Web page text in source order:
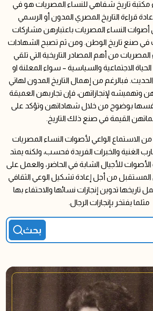
مكتبة تاريخ شفاهي للنساء المصريات هو في
قراءة التاريخ المصري المدون أو الرسمي
النساء المصريات باعتبارهن مشاركات
صنع تاريخ الوطن. ومن ثم تصبح الشهادات
من أهم المصادر التاريخية التي تلقي
الاجتماعية والسياسية – سواء المعلنة او
الحديث. فبالرغم من إهمال التاريخ المدون لهاتي
وتهميشه لإنجازاتهن، فإن تجاربهن العميقة
نفسها بوضوح من خلال شهاداتهن وتؤكد على
القيمة في صنع ذلك التاريخ.
الاستماع الواعي لأصوات النساء المصريات
الغنية والخبرات الفريدة فحسب، ولكنه يمتد
للأجيال الشابة في الحاضر، والعمل على
المستقبل من أجل إعادة تشكيل الوعي الثقافي
تاريخها تدوين إنجازات نسائها والاحتفاء بها
مثلما يفتخر بإنجازات الرجال.
بحث